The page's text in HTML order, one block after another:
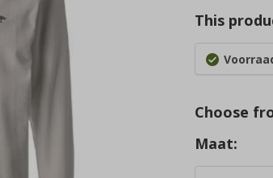
This
Choose
Maat: